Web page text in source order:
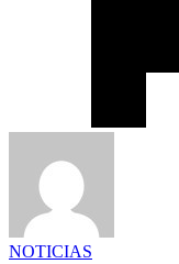
NOTICIAS